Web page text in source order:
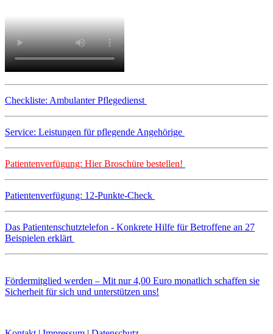
Checkliste: Ambulanter Pflegedienst
Service: Leistungen für pflegende Angehörige
Patientenverfügung: Hier Broschüre bestellen!
Patientenverfügung: 12-Punkte-Check
Das Patientenschutztelefon - Konkrete Hilfe für Betroffene an 27
Beispielen erklärt
Fördermitglied werden – Mit nur 4,00 Euro monatlich schaffen sie
Sicherheit für sich und unterstützen uns!